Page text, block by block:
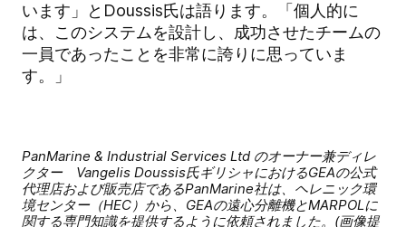
います」とDoussis氏は語ります。「個人的に
は、このシステムを設計し、成功させたチームの
一員であったことを非常に誇りに思っていま
す。」
PanMarine & Industrial Services Ltd のオーナー兼ディレ
クター Vangelis Doussis氏ギリシャにおけるGEAの公式
代理店および販売店であるPanMarine社は、ヘレニック環
境センター（HEC）から、GEAの遠心分離機とMARPOLに
関する専門知識を提供するように依頼されました。(画像提